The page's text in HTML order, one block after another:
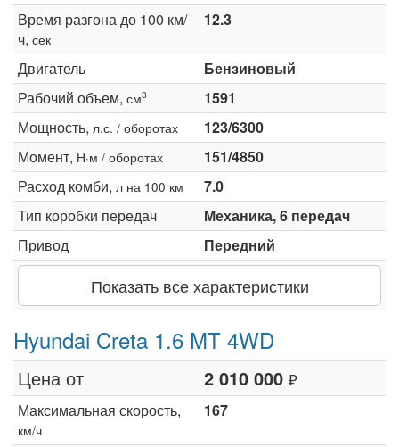
Время разгона до 100 км/
ч, сек
12.3
Двигатель
Бензиновый
Рабочий объем, см3
1591
Мощность, л.с. / оборотах
123/6300
Момент, Н·м / оборотах
151/4850
Расход комби, л на 100 км
7.0
Тип коробки передач
Механика, 6 передач
Привод
Передний
Показать все характеристики
Hyundai Creta 1.6 MT 4WD
Цена от 2 010 000 ₽
Максимальная скорость,
км/ч
167